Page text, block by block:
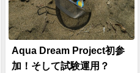
Aqua Dream Project初参
加！そして試験運用？